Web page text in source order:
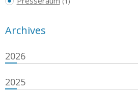
Archives
2026
2025